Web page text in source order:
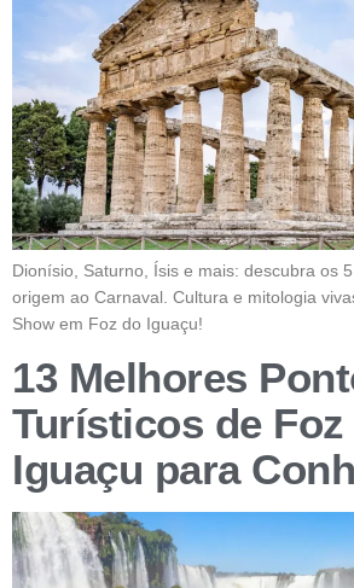
Dionísio, Saturno, Ísis e mais: descubra os
origem ao Carnaval. Cultura e mitologia
Show em Foz do Iguaçu!
13 Melhores
Turísticos de Foz
Iguaçu para